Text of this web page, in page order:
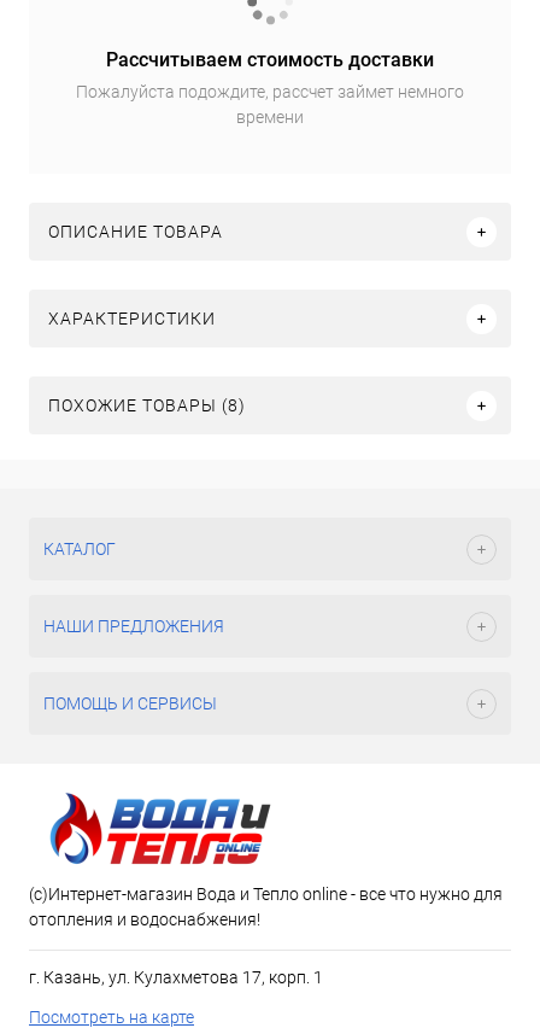
Рассчитываем стоимость доставки
Пожалуйста подождите, рассчет займет немного
времени
ОПИСАНИЕ ТОВАРА
ХАРАКТЕРИСТИКИ
ПОХОЖИЕ ТОВАРЫ (8)
КАТАЛОГ
НАШИ ПРЕДЛОЖЕНИЯ
ПОМОЩЬ И СЕРВИСЫ
(c)Интернет-магазин Вода и Тепло online - все что нужно для
отопления и водоснабжения!
г. Казань, ул. Кулахметова 17, корп. 1
Посмотреть на карте